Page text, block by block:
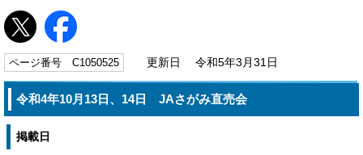
ページ番号 C1050525 更新日 令和5年3月31日
令和4年10月13日、14日 JAさがみ直売会
掲載日